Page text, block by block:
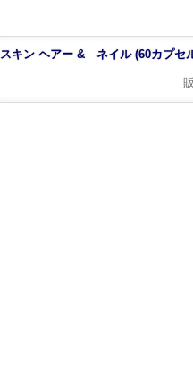
スキン ヘアー & ネイル (60カプセ